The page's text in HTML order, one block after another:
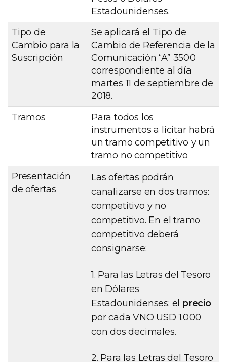
Estadounidenses.
Tipo de
Cambio para la
Suscripción
Se aplicará el Tipo de
Cambio de Referencia de la
Comunicación “A” 3500
correspondiente al día
martes 11 de septiembre de
2018.
Tramos
Para todos los
instrumentos a licitar habrá
un tramo competitivo y un
tramo no competitivo
Presentación
de ofertas
Las ofertas podrán
canalizarse en dos tramos:
competitivo y no
competitivo. En el tramo
competitivo deberá
consignarse:
1. Para las Letras del Tesoro
en Dólares
Estadounidenses: el precio
por cada VNO USD 1.000
con dos decimales.
2. Para las Letras del Tesoro